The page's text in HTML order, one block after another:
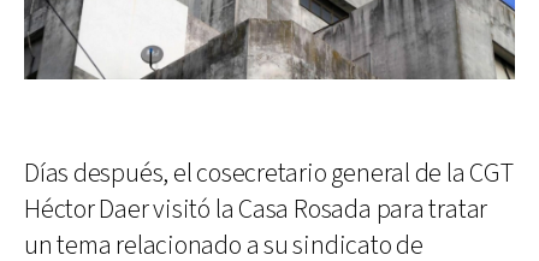
Días después, el cosecretario general de la CGT
Héctor Daer visitó la Casa Rosada para tratar
un tema relacionado a su sindicato de